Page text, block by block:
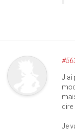
J'ai
dire
Je